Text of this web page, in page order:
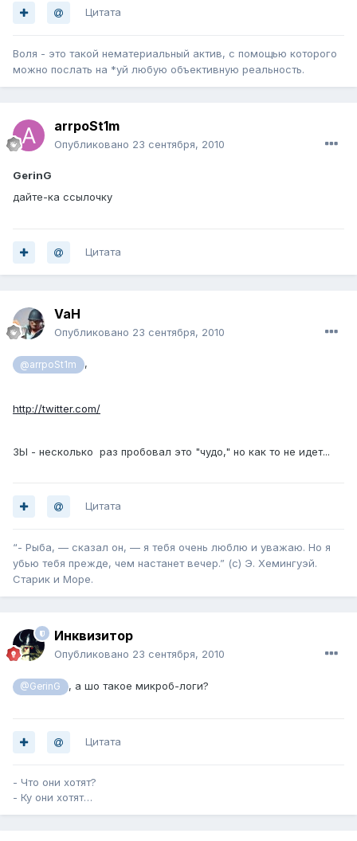
Цитата
Воля - это такой нематериальный актив, с помощью которого
можно послать на *уй любую объективную реальность.
arrpoSt1m
Опубликовано 23 сентября, 2010
GerinG
дайте-ка ссылочку
Цитата
VaH
Опубликовано 23 сентября, 2010
@arrpoSt1m ,
http://twitter.com/
ЗЫ - несколько раз пробовал это "чудо," но как то не идет...
Цитата
“- Рыба, — сказал он, — я тебя очень люблю и уважаю. Но я
убью тебя прежде, чем настанет вечер.” (с) Э. Хемингуэй.
Старик и Море.
Инквизитор
Опубликовано 23 сентября, 2010
@GerinG , а шо такое микроб-логи?
Цитата
- Что они хотят?
- Ку они хотят…